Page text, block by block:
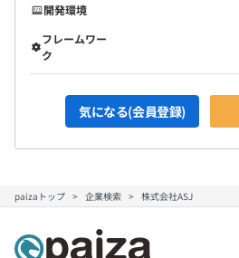
開発環境
フレームワー
ク
気になる(会員登録)
paizaトップ 企業検索 株式会社ASJ